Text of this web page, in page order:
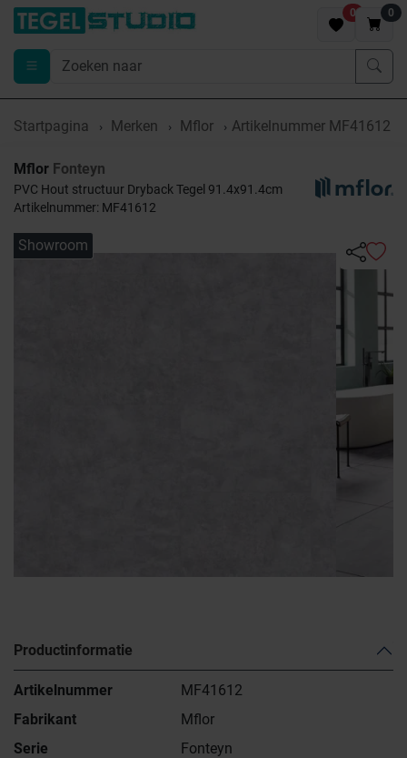
0 0
Startpagina Merken Mflor Artikelnummer MF41612
Mflor Fonteyn
PVC Hout structuur Dryback Tegel 91.4x91.4cm
Artikelnummer: MF41612
Showroom
Productinformatie
Artikelnummer
MF41612
Fabrikant
Mflor
Serie
Fonteyn